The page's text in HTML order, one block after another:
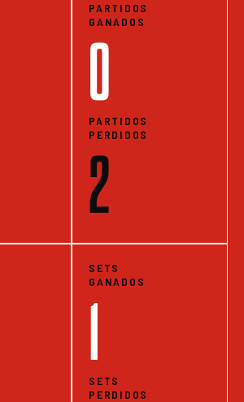
PARTIDOS
GANADOS
0
PARTIDOS
PERDIDOS
2
SETS
GANADOS
1
SETS
PERDIDOS